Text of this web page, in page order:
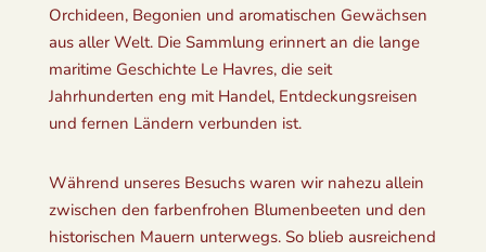
Orchideen, Begonien und aromatischen Gewächsen
aus aller Welt. Die Sammlung erinnert an die lange
maritime Geschichte Le Havres, die seit
Jahrhunderten eng mit Handel, Entdeckungsreisen
und fernen Ländern verbunden ist.
Während unseres Besuchs waren wir nahezu allein
zwischen den farbenfrohen Blumenbeeten und den
historischen Mauern unterwegs. So blieb ausreichend